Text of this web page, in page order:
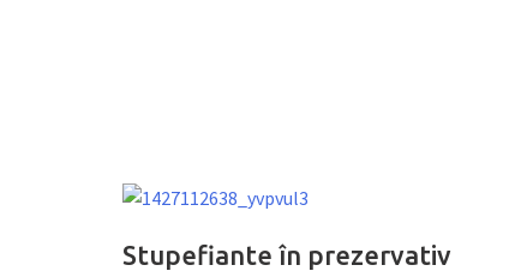
Stupefiante în prezervativ